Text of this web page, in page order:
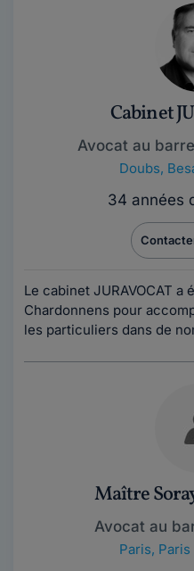
Cabinet
Avocat au
Doubs,
34 années
Le cabinet JURAVOCAT
Chardonnens pour
les particuliers dans de
Maître
Avocat au
Paris,